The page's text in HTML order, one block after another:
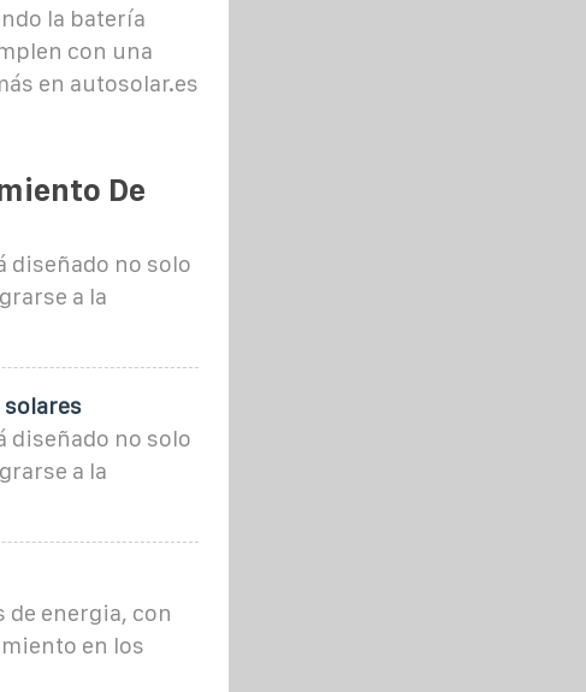
la batería
con una
en autosolar.es
De
diseñado no solo
a la
diseñado no solo
a la
de energia, con
en los